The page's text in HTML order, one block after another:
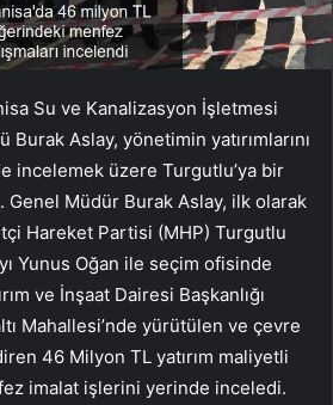
Su ve Kanalizasyon İşletmesi
Burak Aslay, yönetimin yatırımlarını
incelemek üzere Turgutlu’ya bir
Müdür Burak Aslay, ilk olarak
Hareket Partisi (MHP) Turgutlu
Yunus Oğan ile seçim ofisinde
ve İnşaat Dairesi Başkanlığı
Mahallesi’nde yürütülen ve çevre
46 Milyon TL yatırım maliyetli
imalat işlerini yerinde inceledi.